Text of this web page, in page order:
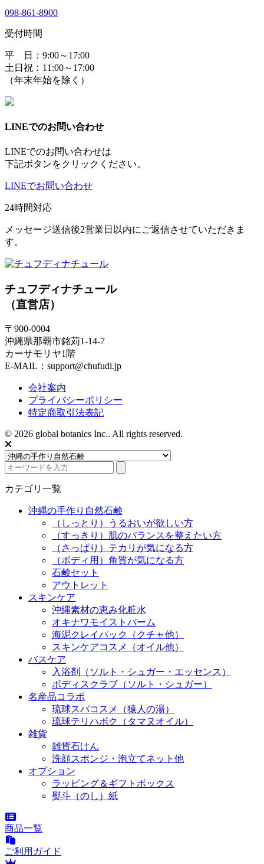
098-861-8900
受付時間
平 日：9:00～17:00
土日祝：11:00～17:00
（年末年始を除く）
LINEでのお問い合わせ
LINEでのお問い合わせは
下記ボタンをクリックください。
LINEでお問い合わせ
24時間対応
メッセージ送信後2営業日以内にご返信させていただきま
す。
チュフディナチュール
（直営店）
〒900-0004
沖縄県那覇市銘苅1-14-7
カーサモリヤ1階
E-MAIL：support@chufudi.jp
会社案内
プライバシーポリシー
特定商取引法表記
© 2026 global botanics Inc.. All rights reserved.
カテゴリ一覧
沖縄の手作り自然石鹸
（しっとり）うるおいが欲しい方
（すっきり）肌のバランスを整えたい方
（さっぱり）テカリが気になる方
（ボディ用）角質が気になる方
石鹸セット
アウトレット
スキンケア
沖縄素材の恵み化粧水
オキナワモイストバーム
海泥クレイパック（クチャ他）
スキンケアコスメ（オイル他）
バスケア
入浴剤（ソルト・シュガー・エッセンス）
ボディスクラブ（ソルト・シュガー）
名産品コラボ
琉球スパコスメ（猿人の湯）
琉球テリハボク（タマヌオイル）
雑貨
雑貨石けん
洗顔スポンジ・泡立てネット他
オプション
ラッピング＆ギフトボックス
熨斗（のし）紙
商品一覧
ご利用ガイド